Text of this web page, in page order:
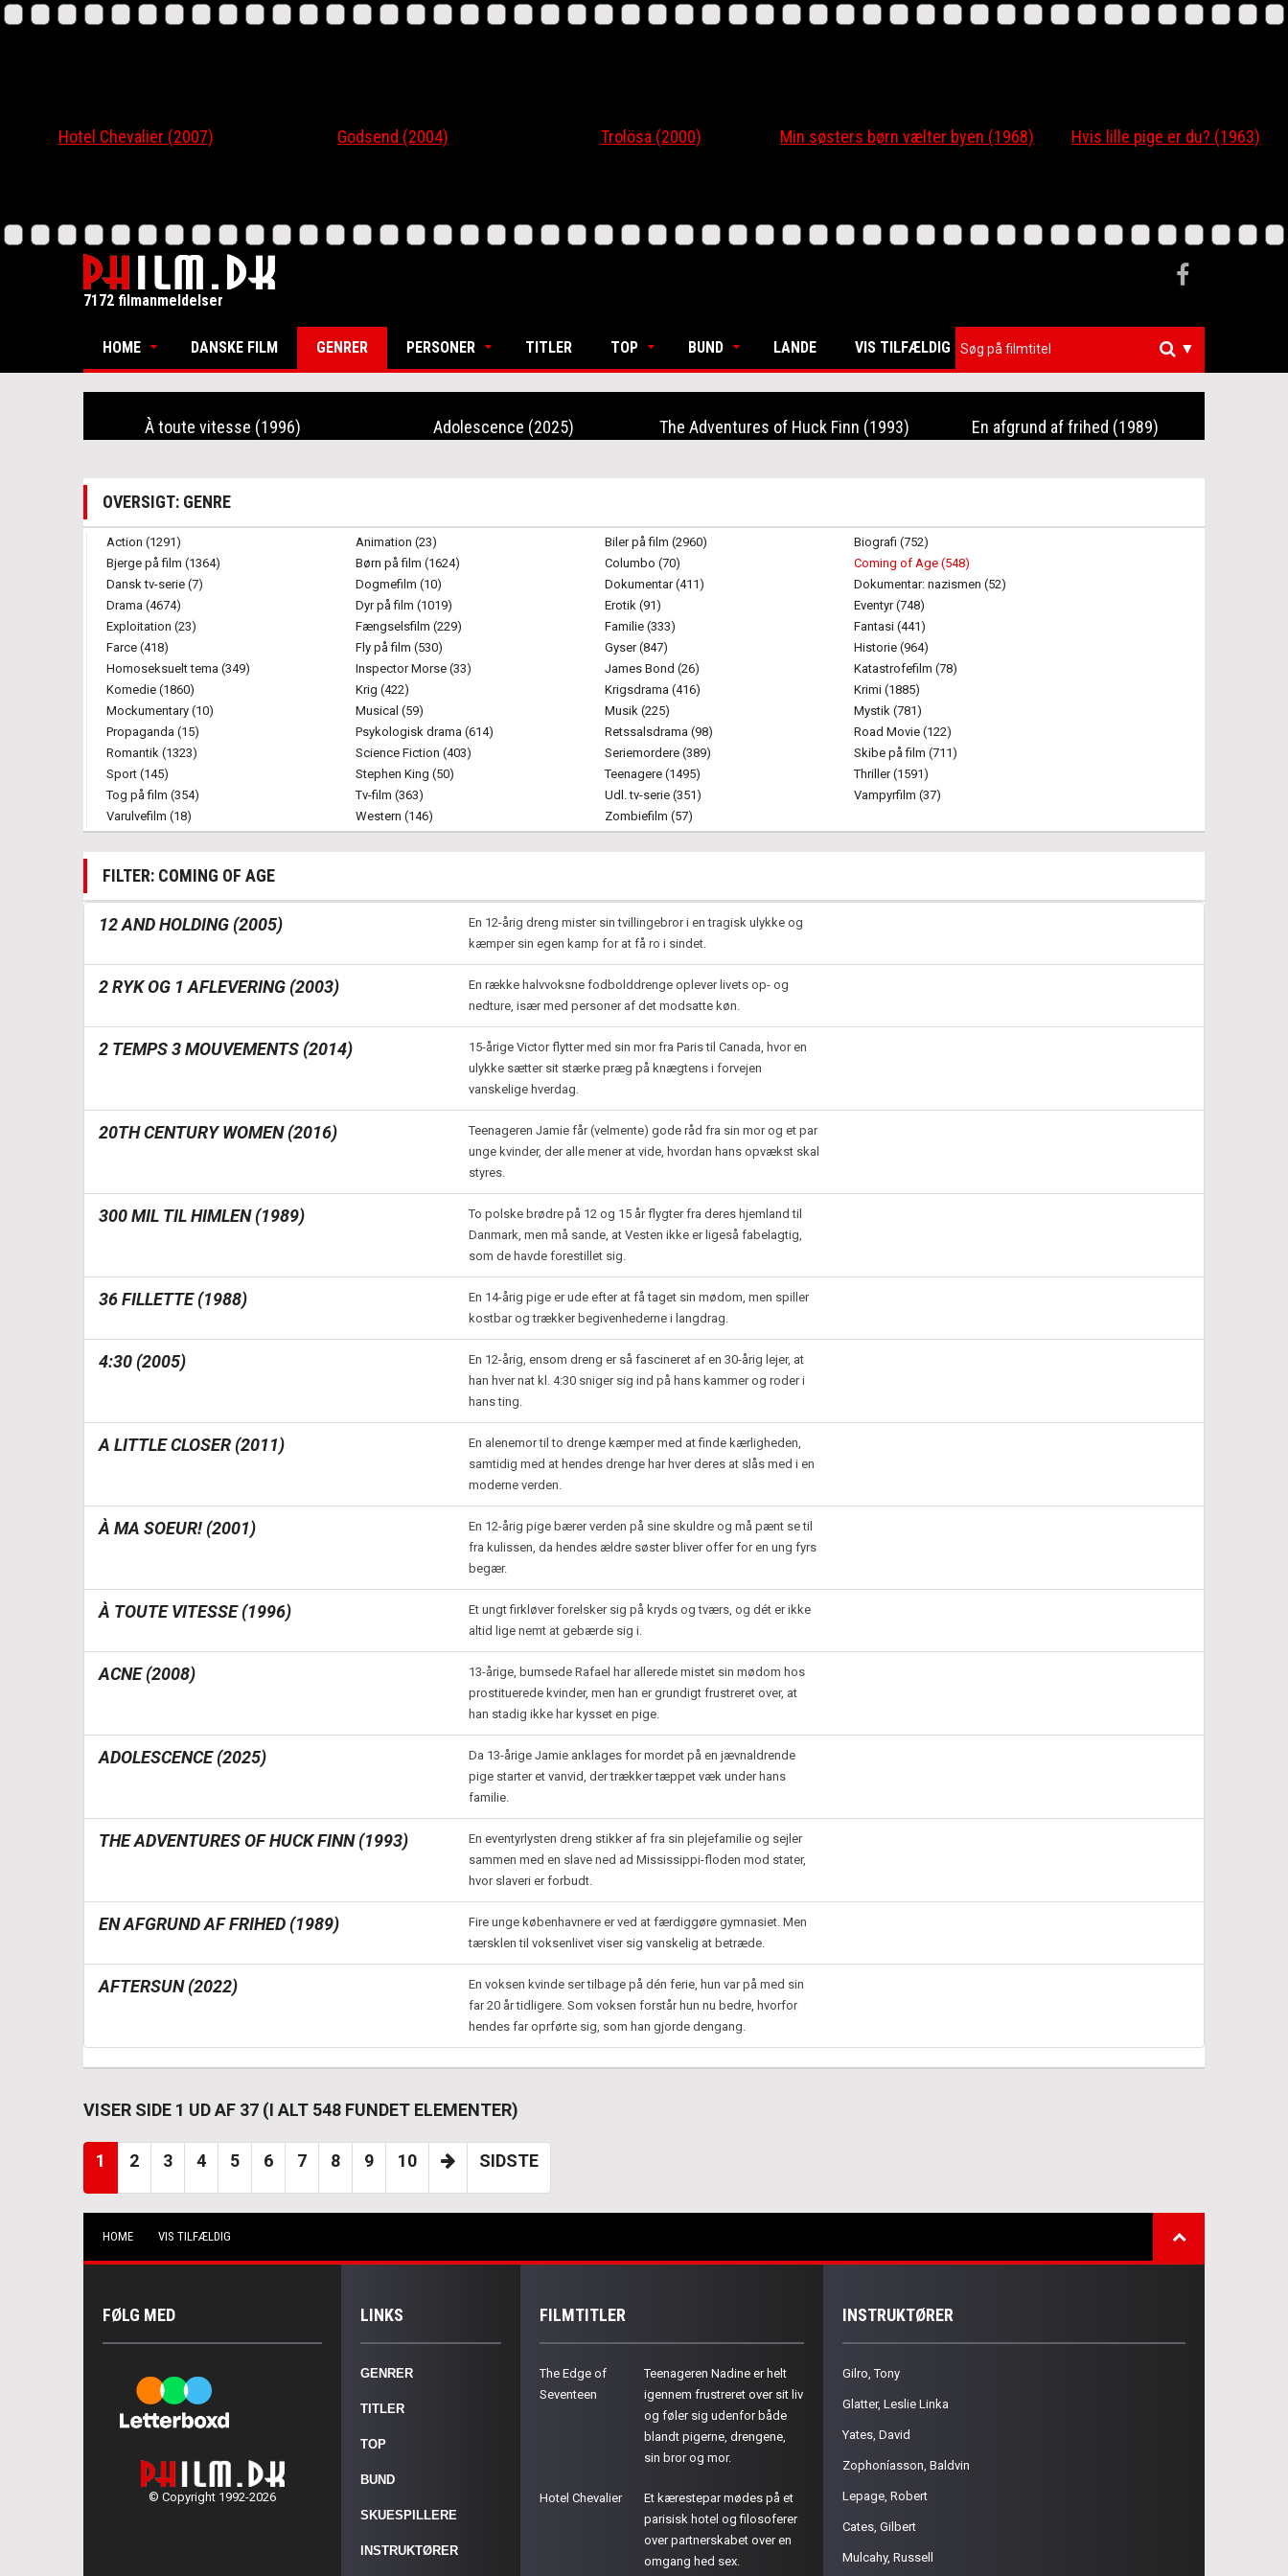
Hotel Chevalier (2007) Godsend (2004) Trolösa (2000) Min søsters børn vælter byen (1968) Hvis lille pige er du? (1963)
7172 filmanmeldelser
HOME DANSKE FILM GENRER PERSONER TITLER TOP BUND LANDE VIS TILFÆLDIG ▼
À toute vitesse (1996) Adolescence (2025) The Adventures of Huck Finn (1993) En afgrund af frihed (1989)
OVERSIGT: GENRE
Action (1291) Animation (23) Biler på film (2960)
Biografi (752)
Bjerge på film (1364)
Børn på film (1624) Columbo (70)
Coming of Age (548)
Dansk tv-serie (7)
Dogmefilm (10) Dokumentar (411)
Dokumentar: nazismen (52)
Drama (4674)
Dyr på film (1019) Erotik (91)
Eventyr (748)
Exploitation (23)
Fængselsfilm (229) Familie (333)
Fantasi (441)
Farce (418)
Fly på film (530) Gyser (847)
Historie (964)
Homoseksuelt tema (349)
Inspector Morse (33) James Bond (26)
Katastrofefilm (78)
Komedie (1860)
Krig (422) Krigsdrama (416)
Krimi (1885)
Mockumentary (10)
Musical (59) Musik (225)
Mystik (781)
Propaganda (15)
Psykologisk drama (614) Retssalsdrama (98)
Road Movie (122)
Romantik (1323)
Science Fiction (403) Seriemordere (389)
Skibe på film (711)
Sport (145)
Stephen King (50) Teenagere (1495)
Thriller (1591)
Tog på film (354)
Tv-film (363) Udl. tv-serie (351)
Vampyrfilm (37)
Varulvefilm (18)
Western (146) Zombiefilm (57)
FILTER: COMING OF AGE
12 AND HOLDING (2005)
En 12-årig dreng mister sin tvillingebror i en tragisk ulykke og
kæmper sin egen kamp for at få ro i sindet.
2 RYK OG 1 AFLEVERING (2003)
En række halvvoksne fodbolddrenge oplever livets op- og
nedture, især med personer af det modsatte køn.
2 TEMPS 3 MOUVEMENTS (2014)
15-årige Victor flytter med sin mor fra Paris til Canada, hvor en
ulykke sætter sit stærke præg på knægtens i forvejen
vanskelige hverdag.
20TH CENTURY WOMEN (2016)
Teenageren Jamie får (velmente) gode råd fra sin mor og et par
unge kvinder, der alle mener at vide, hvordan hans opvækst skal
styres.
300 MIL TIL HIMLEN (1989)
To polske brødre på 12 og 15 år flygter fra deres hjemland til
Danmark, men må sande, at Vesten ikke er ligeså fabelagtig,
som de havde forestillet sig.
36 FILLETTE (1988)
En 14-årig pige er ude efter at få taget sin mødom, men spiller
kostbar og trækker begivenhederne i langdrag.
4:30 (2005)
En 12-årig, ensom dreng er så fascineret af en 30-årig lejer, at
han hver nat kl. 4:30 sniger sig ind på hans kammer og roder i
hans ting.
A LITTLE CLOSER (2011)
En alenemor til to drenge kæmper med at finde kærligheden,
samtidig med at hendes drenge har hver deres at slås med i en
moderne verden.
À MA SOEUR! (2001)
En 12-årig pige bærer verden på sine skuldre og må pænt se til
fra kulissen, da hendes ældre søster bliver offer for en ung fyrs
begær.
À TOUTE VITESSE (1996)
Et ungt firkløver forelsker sig på kryds og tværs, og dét er ikke
altid lige nemt at gebærde sig i.
ACNE (2008)
13-årige, bumsede Rafael har allerede mistet sin mødom hos
prostituerede kvinder, men han er grundigt frustreret over, at
han stadig ikke har kysset en pige.
ADOLESCENCE (2025)
Da 13-årige Jamie anklages for mordet på en jævnaldrende
pige starter et vanvid, der trækker tæppet væk under hans
familie.
THE ADVENTURES OF HUCK FINN (1993)
En eventyrlysten dreng stikker af fra sin plejefamilie og sejler
sammen med en slave ned ad Mississippi-floden mod stater,
hvor slaveri er forbudt.
EN AFGRUND AF FRIHED (1989)
Fire unge københavnere er ved at færdiggøre gymnasiet. Men
tærsklen til voksenlivet viser sig vanskelig at betræde.
AFTERSUN (2022)
En voksen kvinde ser tilbage på dén ferie, hun var på med sin
far 20 år tidligere. Som voksen forstår hun nu bedre, hvorfor
hendes far oprførte sig, som han gjorde dengang.
VISER SIDE 1 UD AF 37 (I ALT 548 FUNDET ELEMENTER)
1 2 3 4 5 6 7 8 9 10 SIDSTE
HOME VIS TILFÆLDIG
FØLG MED
© Copyright 1992-2026
LINKS
GENRER
TITLER
TOP
BUND
SKUESPILLERE
INSTRUKTØRER
FILMTITLER
The Edge of
Seventeen
Teenageren Nadine er helt
igennem frustreret over sit liv
og føler sig udenfor både
blandt pigerne, drengene,
sin bror og mor.
Hotel Chevalier
Et kærestepar mødes på et
parisisk hotel og filosoferer
over partnerskabet over en
omgang hed sex.
INSTRUKTØRER
Gilro, Tony
Glatter, Leslie Linka
Yates, David
Zophoníasson, Baldvin
Lepage, Robert
Cates, Gilbert
Mulcahy, Russell